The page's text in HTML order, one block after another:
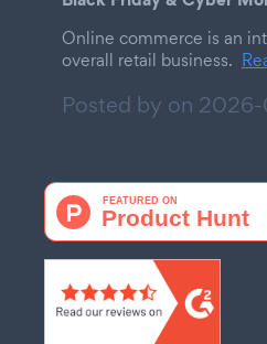
Online commerce is an
overall retail business.
Posted by on